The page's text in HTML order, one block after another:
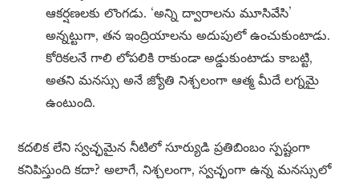
ఆకర్షణలకు లొంగడు. ‘అన్ని ద్వారాలను మూసివేసి’
అన్నట్టుగా, తన ఇంద్రియాలను అదుపులో ఉంచుకుంటాడు.
కోరికలనే గాలి లోపలికి రాకుండా అడ్డుకుంటాడు కాబట్టి,
అతని మనస్సు అనే జ్యోతి నిశ్చలంగా ఆత్మ మీదే లగ్నమై
ఉంటుంది.
కదలిక లేని స్వచ్ఛమైన నీటిలో సూర్యుడి ప్రతిబింబం స్పష్టంగా
కనిపిస్తుంది కదా? అలాగే, నిశ్చలంగా, స్వచ్ఛంగా ఉన్న మనస్సులో